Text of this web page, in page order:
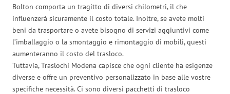
Bolton comporta un tragitto di diversi chilometri, il che
influenzerà sicuramente il costo totale. Inoltre, se avete molti
beni da trasportare o avete bisogno di servizi aggiuntivi come
l’imballaggio o la smontaggio e rimontaggio di mobili, questi
aumenteranno il costo del trasloco.
Tuttavia, Traslochi Modena capisce che ogni cliente ha esigenze
diverse e offre un preventivo personalizzato in base alle vostre
specifiche necessità. Ci sono diversi pacchetti di trasloco